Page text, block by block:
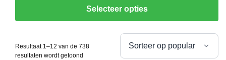
Selecteer opties
Resultaat 1–12 van de 738
resultaten wordt getoond